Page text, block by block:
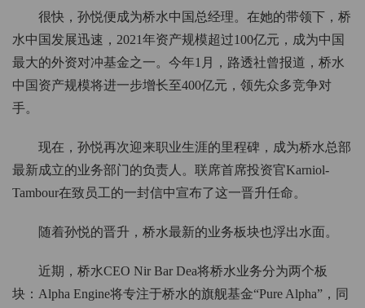
很快，孙悦便成为桥水中国总经理。在她的带领下，桥
水中国发展迅速，2021年资产规模超过100亿元，成为中国
最大的外资对冲基金之一。今年1月，路透社曾报道，桥水
中国资产规模将进一步增长至400亿元，领先众多竞争对
手。
现在，孙悦再次迎来职业生涯的里程碑，成为桥水总部
最新成立的业务部门的负责人。联席首席投资官Karniol-
Tambour在致员工的一封信中宣布了这一晋升任命。
随着孙悦的晋升，桥水最新的业务板块也浮出水面。
近期，桥水CEO Nir Bar Dea将桥水业务分为两个板
块：Alpha Engine将专注于桥水的旗舰基金“Pure Alpha”，同